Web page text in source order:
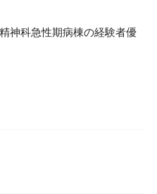
神科急性期病棟の経験者優